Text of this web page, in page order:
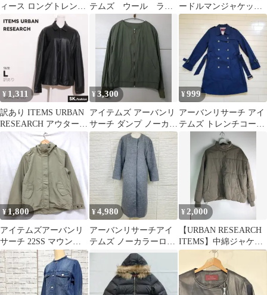
ィース ロングトレンチ
コート ベージュ
テムズ ウール ライ
ダースジャケット 毛
皮 茶色 秋冬 S
ードルマンジャケット
ブラウン
¥ 1,311
訳あり ITEMS URBAN
RESEARCH アウター
ジャケット 合成皮革
¥3,300
アイテムズ アーバンリ
サーチ ダンプ ノーカラ
ー ブルゾン ジャケット
カーキ
¥999
アーバンリサーチ アイ
テムズ トレンチコート
紺 ネイビー S
¥1,800
アイテムズアーバンリ
サーチ 22SS マウンテ
ンパーカー ポリエステ
ル100% ライトベージ
ュ M
¥4,980
アーバンリサーチアイ
テムズ ノーカラーロン
グコート F グレー
¥2,000
【URBAN RESEARCH
ITEMS】中綿ジャケッ
ト サイズF